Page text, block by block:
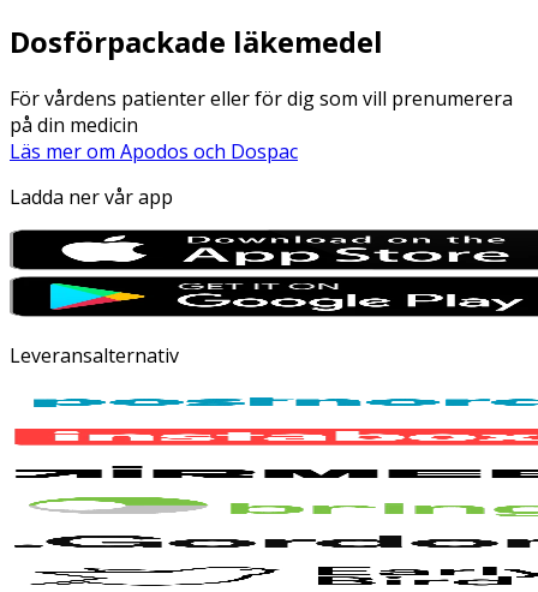
Dosförpackade läkemedel
För vårdens patienter eller för dig som vill prenumerera
på din medicin
Läs mer om Apodos och Dospac
Ladda ner vår app
Leveransalternativ